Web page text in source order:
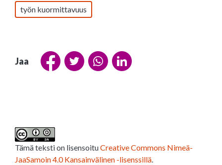
työn kuormittavuus
Jaa
Tämä teksti on lisensoituCreative Commons Nimeä-
JaaSamoin 4.0 Kansainvälinen -lisenssillä